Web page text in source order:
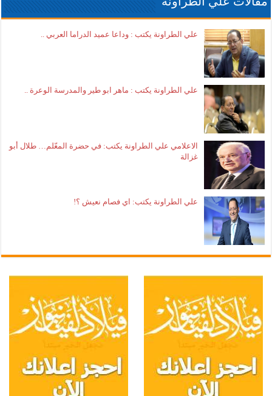
علي الطراونة يكتب : وداعا عميد الدراما العربي ..
علي الطراونة يكتب : ماهر ابو طير والمدرسة الوعرة ..
الاعلامي علي الطراونة يكتب: في حضرة المعّلم… طلال أبو
غزالة
علي الطراونة يكتب: اي فصام نعيش ؟!